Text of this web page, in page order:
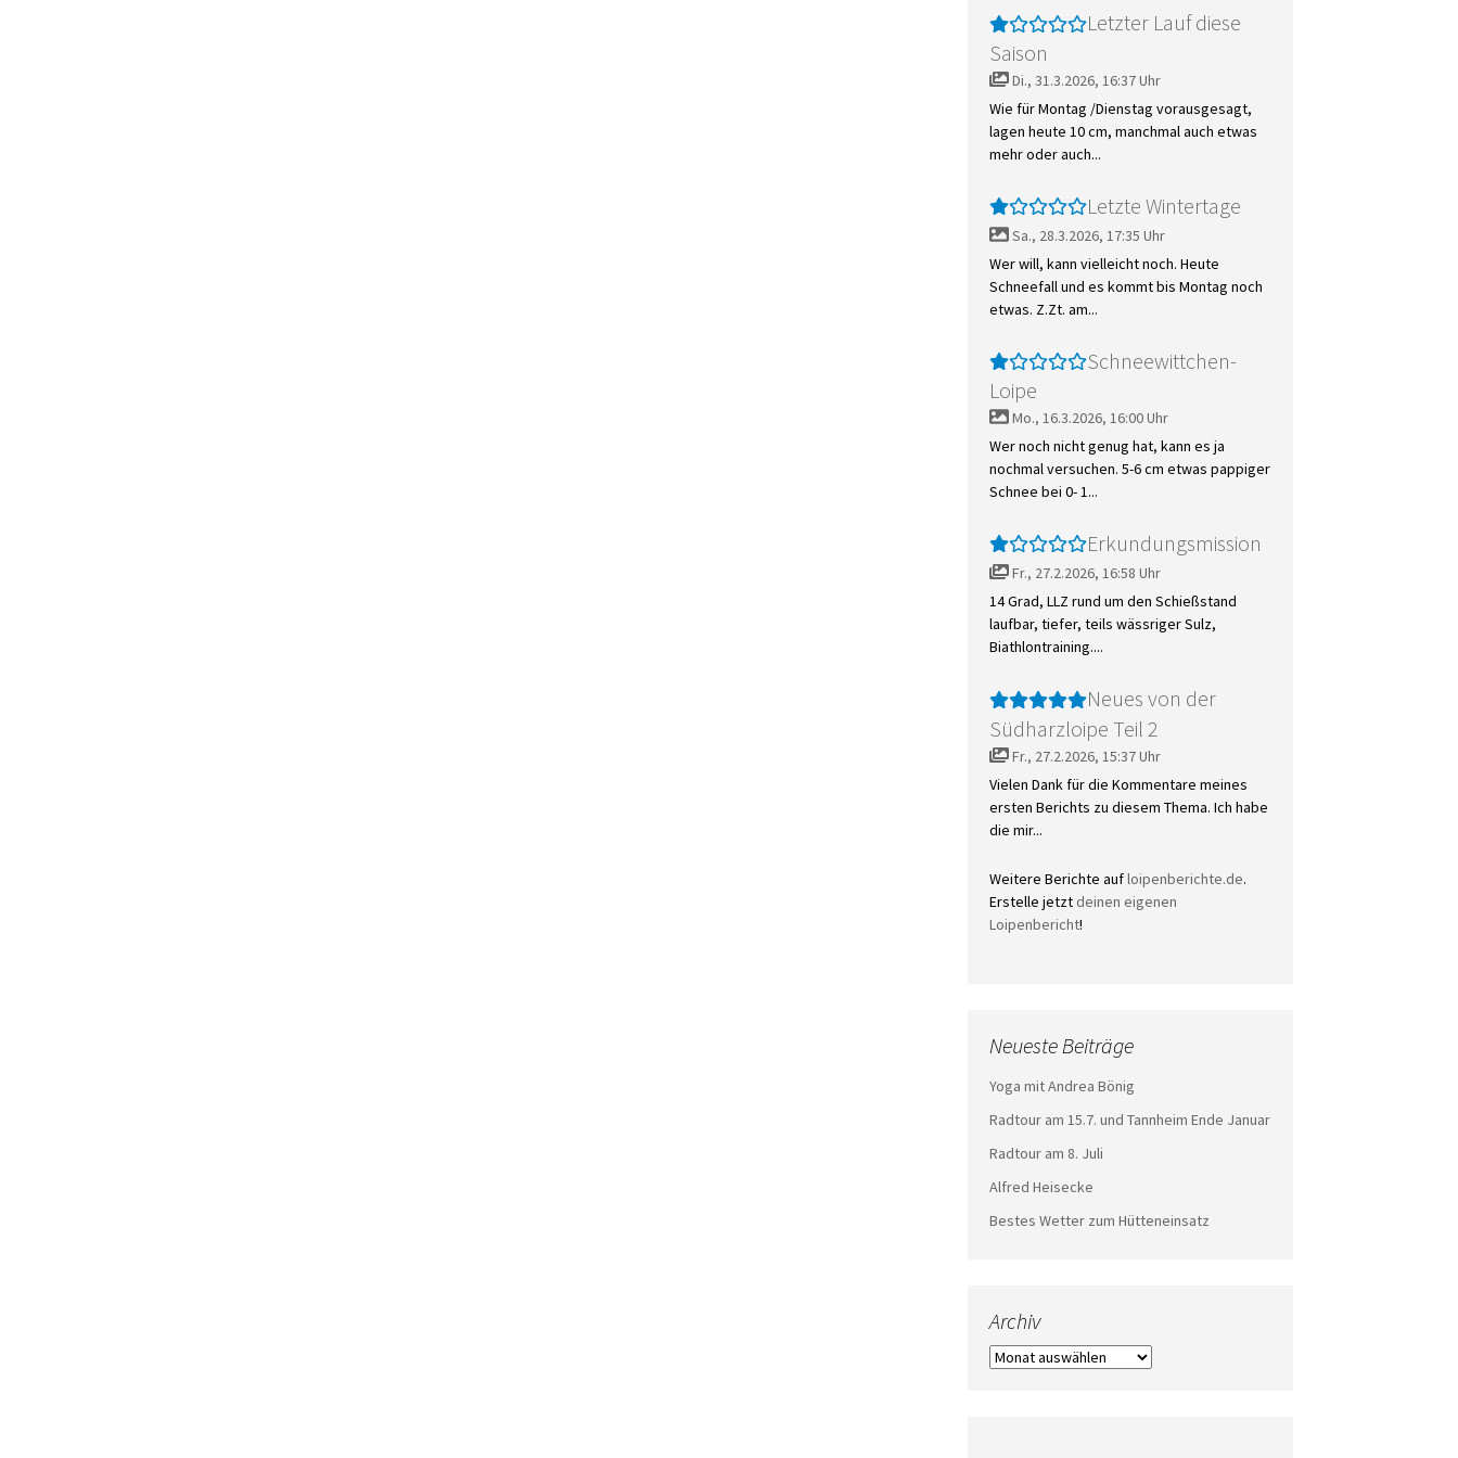
Letzter Lauf diese
Saison
Di., 31.3.2026, 16:37 Uhr
Wie für Montag /Dienstag vorausgesagt,
lagen heute 10 cm, manchmal auch etwas
mehr oder auch...
Letzte Wintertage
Sa., 28.3.2026, 17:35 Uhr
Wer will, kann vielleicht noch. Heute
Schneefall und es kommt bis Montag noch
etwas. Z.Zt. am...
Schneewittchen-
Loipe
Mo., 16.3.2026, 16:00 Uhr
Wer noch nicht genug hat, kann es ja
nochmal versuchen. 5-6 cm etwas pappiger
Schnee bei 0- 1...
Erkundungsmission
Fr., 27.2.2026, 16:58 Uhr
14 Grad, LLZ rund um den Schießstand
laufbar, tiefer, teils wässriger Sulz,
Biathlontraining....
Neues von der
Südharzloipe Teil 2
Fr., 27.2.2026, 15:37 Uhr
Vielen Dank für die Kommentare meines
ersten Berichts zu diesem Thema. Ich habe
die mir...
Weitere Berichte aufloipenberichte.de.
Erstelle jetzt deinen eigenen
Loipenbericht!
Neueste Beiträge
Yoga mit Andrea Bönig
Radtour am 15.7. und Tannheim Ende Januar
Radtour am 8. Juli
Alfred Heisecke
Bestes Wetter zum Hütteneinsatz
Archiv
Archiv